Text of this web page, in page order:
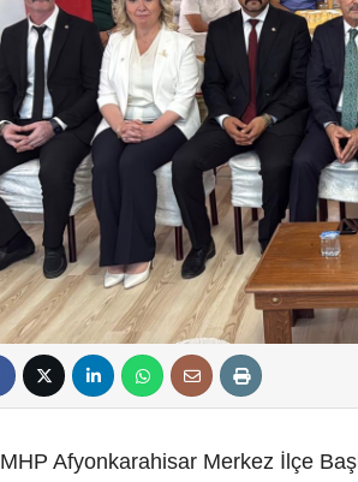
MHP Afyonkarahisar Merkez İlçe